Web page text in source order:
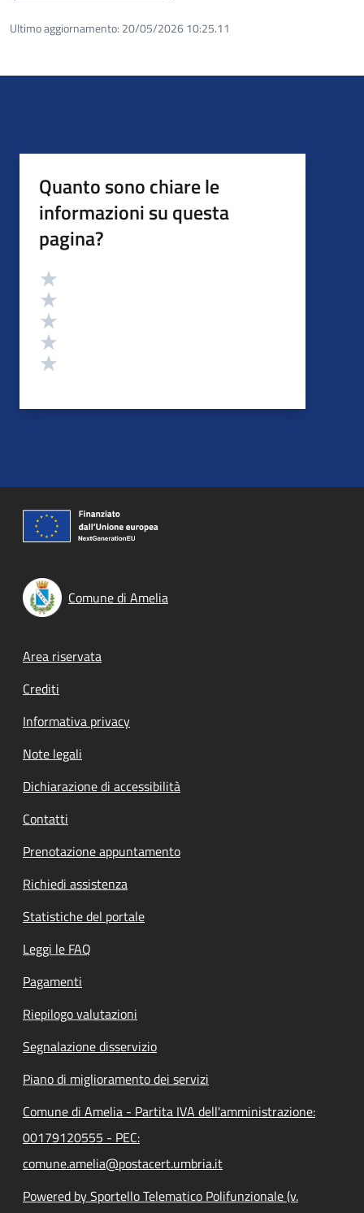
Ultimo aggiornamento: 20/05/2026 10:25.11
Quanto sono chiare le
informazioni su questa
pagina?
Valutazione
Comune di Amelia
Footer menu
Area riservata
Crediti
Informativa privacy
Note legali
Dichiarazione di accessibilità
Contatti
Prenotazione appuntamento
Richiedi assistenza
Statistiche del portale
Leggi le FAQ
Pagamenti
Riepilogo valutazioni
Segnalazione disservizio
Piano di miglioramento dei servizi
Comune di Amelia - Partita IVA dell'amministrazione:
00179120555 - PEC:
comune.amelia@postacert.umbria.it
Powered by Sportello Telematico Polifunzionale (v.